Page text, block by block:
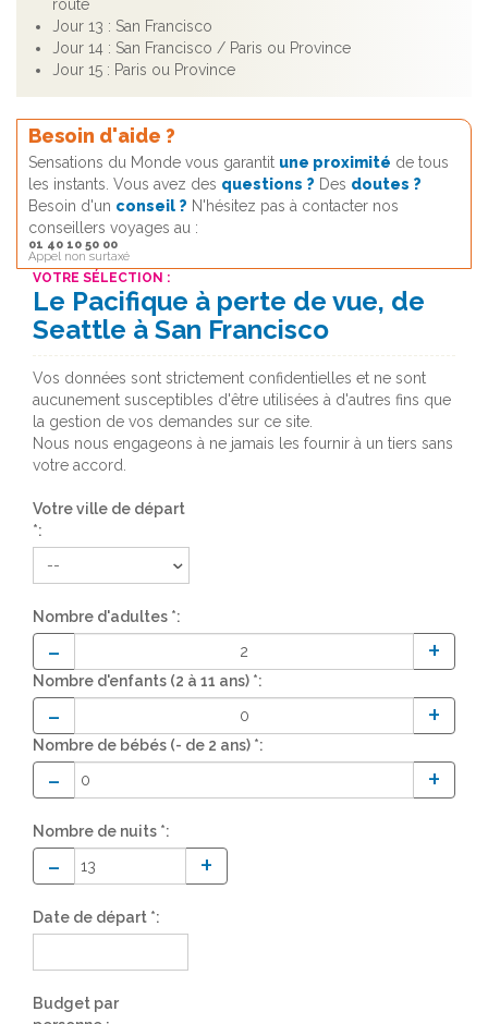
route
Jour 13 : San Francisco
Jour 14 : San Francisco / Paris ou Province
Jour 15 : Paris ou Province
Besoin d'aide ?
Sensations du Monde vous garantit une proximité de tous
les instants. Vous avez des questions ? Des doutes ?
Besoin d'un conseil ? N'hésitez pas à contacter nos
conseillers voyages au :
01 40 10 50 00
Appel non surtaxé
VOTRE SÉLECTION :
Le Pacifique à perte de vue, de
Seattle à San Francisco
Vos données sont strictement confidentielles et ne sont
aucunement susceptibles d'être utilisées à d'autres fins que
la gestion de vos demandes sur ce site.
Nous nous engageons à ne jamais les fournir à un tiers sans
votre accord.
Votre ville de départ
*:
Nombre d'adultes *:
- +
Nombre d'enfants (2 à 11 ans) *:
- +
Nombre de bébés (- de 2 ans) *:
- +
Nombre de nuits *:
- +
Date de départ *:
Budget par